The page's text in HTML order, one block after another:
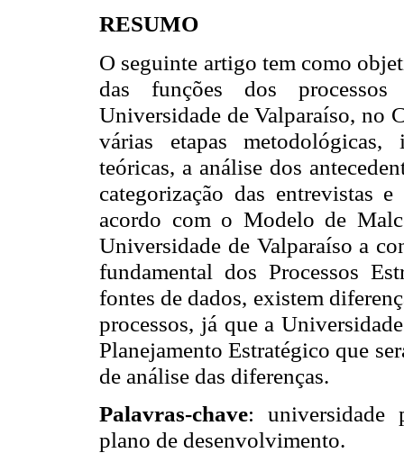
RESUMO
O seguinte artigo tem como
das funções dos
Universidade de Valparaíso, no
várias etapas
teóricas, a análise dos
categorização das entrevistas
acordo com o Modelo de
Universidade de Valparaíso a
fundamental dos Processos
fontes de dados, existem
processos, já que a
Planejamento Estratégico que
de análise das diferenças.
Palavras-chave: universidade
plano de desenvolvimento.